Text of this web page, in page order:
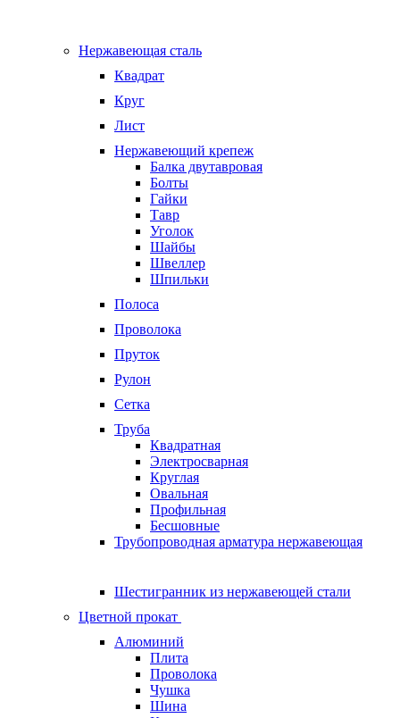
Нержавеющая сталь
Квадрат
Круг
Лист
Нержавеющий крепеж
Балка двутавровая
Болты
Гайки
Тавр
Уголок
Шайбы
Швеллер
Шпильки
Полоса
Проволока
Пруток
Рулон
Сетка
Труба
Квадратная
Электросварная
Круглая
Овальная
Профильная
Бесшовные
Трубопроводная арматура нержавеющая
Шестигранник из нержавеющей стали
Цветной прокат
Алюминий
Плита
Проволока
Чушка
Шина